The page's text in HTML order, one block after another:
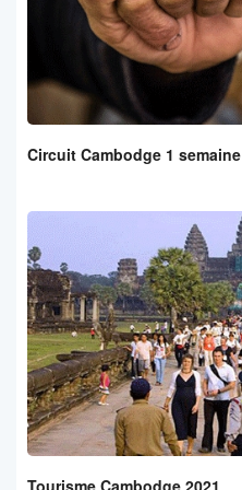
Circuit Cambodge 1 semaine
Tourisme Cambodge 2021